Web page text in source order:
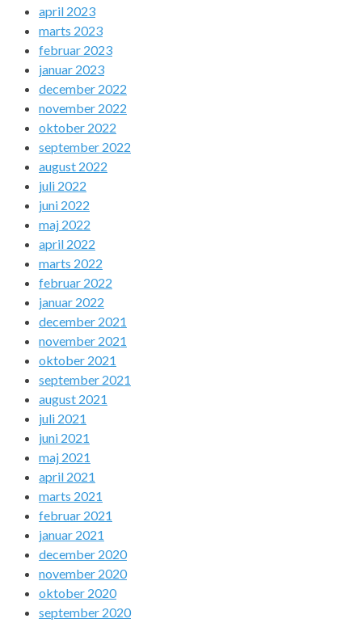
april 2023
marts 2023
februar 2023
januar 2023
december 2022
november 2022
oktober 2022
september 2022
august 2022
juli 2022
juni 2022
maj 2022
april 2022
marts 2022
februar 2022
januar 2022
december 2021
november 2021
oktober 2021
september 2021
august 2021
juli 2021
juni 2021
maj 2021
april 2021
marts 2021
februar 2021
januar 2021
december 2020
november 2020
oktober 2020
september 2020